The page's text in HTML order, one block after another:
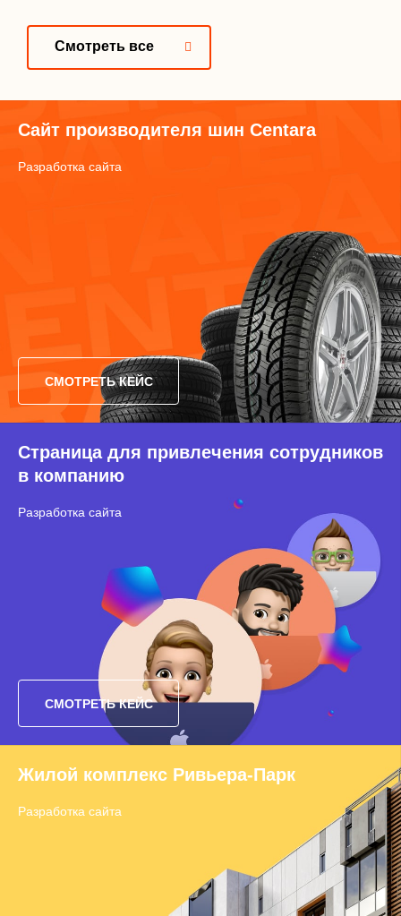
Смотреть все
Сайт производителя шин Centara
Разработка сайта
СМОТРЕТЬ КЕЙС
Страница для привлечения сотрудников
в компанию
Разработка сайта
СМОТРЕТЬ КЕЙС
Жилой комплекс Ривьера-Парк
Разработка сайта